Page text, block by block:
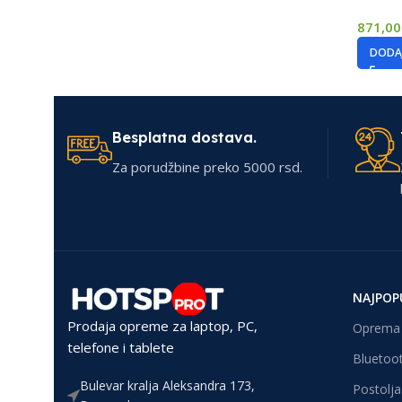
Besplatna dostava.
Za porudžbine preko 5000 rsd.
Prodaja opreme za laptop, PC,
telefone i tablete
Bulevar kralja Aleksandra 173,